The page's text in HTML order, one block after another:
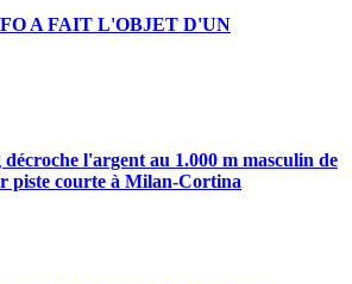
A FAIT L'OBJET D'UN
l'argent au 1.000 m masculin de
piste courte à Milan-Cortina